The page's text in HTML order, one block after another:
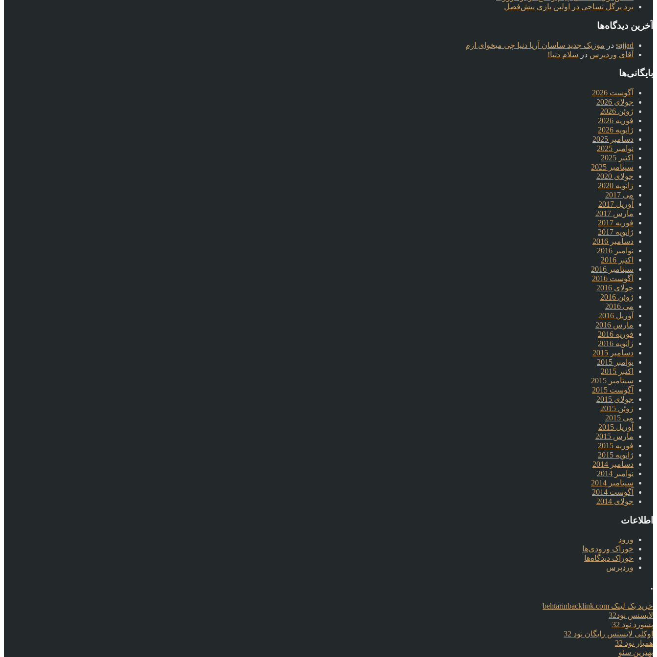
برد پرگل نساجی در اولین بازی پیش‌فصل
آخرین دیدگاه‌ها
sajjad در موزیک جدید ساسان آریا دنیا چی میخوای ازم
آقای وردپرس در سلام دنیا!
بایگانی‌ها
آگوست 2026
جولای 2026
ژوئن 2026
فوریه 2026
ژانویه 2026
دسامبر 2025
نوامبر 2025
اکتبر 2025
سپتامبر 2025
جولای 2020
ژانویه 2020
می 2017
آوریل 2017
مارس 2017
فوریه 2017
ژانویه 2017
دسامبر 2016
نوامبر 2016
اکتبر 2016
سپتامبر 2016
آگوست 2016
جولای 2016
ژوئن 2016
می 2016
آوریل 2016
مارس 2016
فوریه 2016
ژانویه 2016
دسامبر 2015
نوامبر 2015
اکتبر 2015
سپتامبر 2015
آگوست 2015
جولای 2015
ژوئن 2015
می 2015
آوریل 2015
مارس 2015
فوریه 2015
ژانویه 2015
دسامبر 2014
نوامبر 2014
سپتامبر 2014
آگوست 2014
جولای 2014
اطلاعات
ورود
خوراک ورودی‌ها
خوراک دیدگاه‌ها
وردپرس
.
خرید بک لینک behtarinbacklink.com
لایسنس نود32
پسورد نود 32
اوکلی لایسنس رایگان نود 32
همیار نود 32
بهترین سئو